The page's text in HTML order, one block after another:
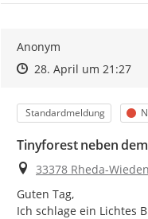
Anonym
Zeitpunkt des
Zeitpunkt des
28. April um 21:27
Kategorie
Standardmeldung
Tinyforest neben
Ort
33378 Rheda-
Guten Tag,
Ich schlage ein Lichtes